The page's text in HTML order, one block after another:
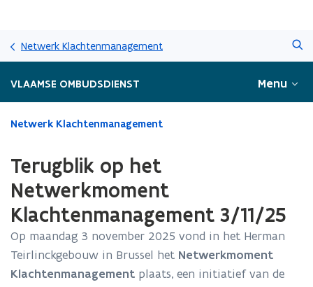
gaan
Netwerk Klachtenmanagement
VLAAMSE OMBUDSDIENST Menu
Gedaan
bevindt
zich
op:
Terugblik
op
het
Netwerkmoment
Netwerk Klachtenmanagement
Terugblik op het
Netwerkmoment
Klachtenmanagement 3/11/25
Op maandag 3 november 2025 vond in het Herman
Teirlinckgebouw in Brussel het Netwerkmoment
Klachtenmanagement plaats, een initiatief van de